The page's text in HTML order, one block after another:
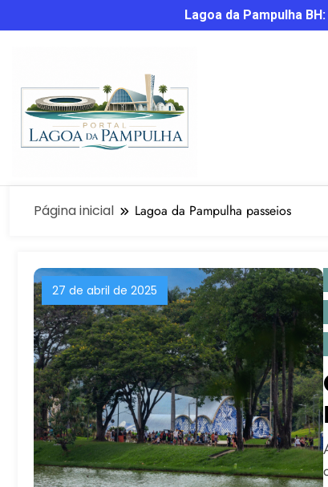
Lagoa da Pampulha
Página inicial Lagoa da Pampulha passeios
27 de abril de 2025